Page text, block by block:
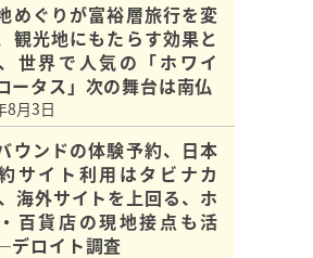
めぐりが富裕層旅行を変
観光地にもたらす効果と
世界で人気の「ホワイ
ータス」次の舞台は南仏
8月3日
ウンドの体験予約、日本
サイト利用はタビナカ
海外サイトを上回る、ホ
百貨店の現地接点も活
ロイト調査